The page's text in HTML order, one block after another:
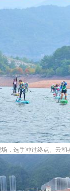
场，选手冲过终点。云和